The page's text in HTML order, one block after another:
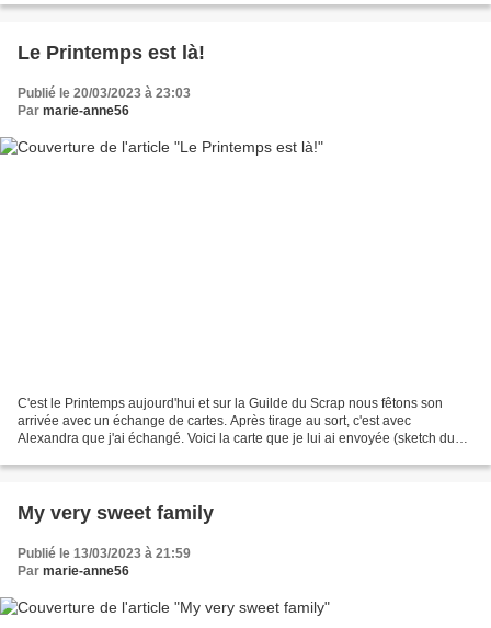
Le Printemps est là!
Publié le 20/03/2023 à 23:03
Par marie-anne56
C'est le Printemps aujourd'hui et sur la Guilde du Scrap nous fêtons son
arrivée avec un échange de cartes. Après tirage au sort, c'est avec
Alexandra que j'ai échangé. Voici la carte que je lui ai envoyée (sketch du
My very sweet family
Publié le 13/03/2023 à 21:59
Par marie-anne56